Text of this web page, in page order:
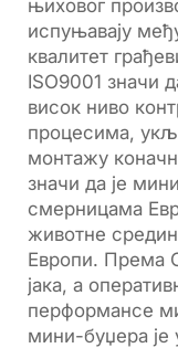
њиховог
испуњавају
квалитет
ISO9001 значи
висок ниво
процесима,
монтажу
значи да је
смерницама
животне
Европи. Према
јака, а
перформансе
мини-буџера